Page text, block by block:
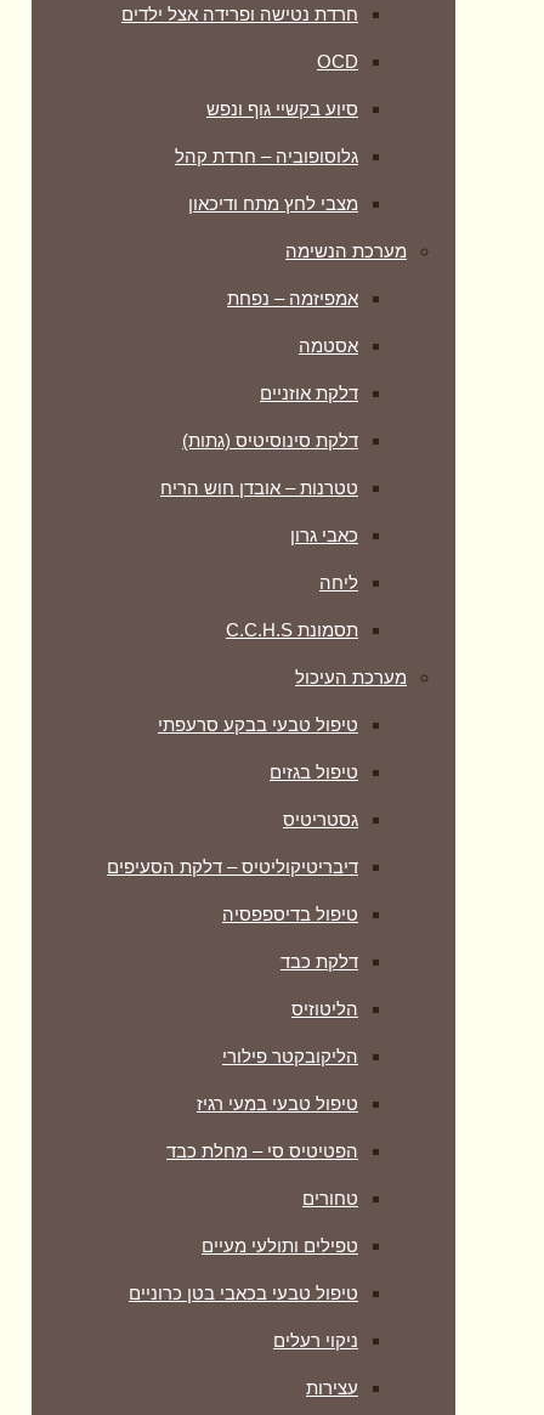
חרדת נטישה ופרידה אצל ילדים
OCD
סיוע בקשיי גוף ונפש
גלוסופוביה – חרדת קהל
מצבי לחץ מתח ודיכאון
מערכת הנשימה
אמפיזמה – נפחת
אסטמה
דלקת אוזניים
דלקת סינוסיטיס (גתות)
טטרנות – אובדן חוש הריח
כאבי גרון
ליחה
תסמונת C.C.H.S
מערכת העיכול
טיפול טבעי בבקע סרעפתי
טיפול בגזים
גסטריטיס
דיבריטיקוליטיס – דלקת הסעיפים
טיפול בדיספפסיה
דלקת כבד
הליטוזיס
הליקובקטר פילורי
טיפול טבעי במעי רגיז
הפטיטיס סי – מחלת כבד
טחורים
טפילים ותולעי מעיים
טיפול טבעי בכאבי בטן כרוניים
ניקוי רעלים
עצירות